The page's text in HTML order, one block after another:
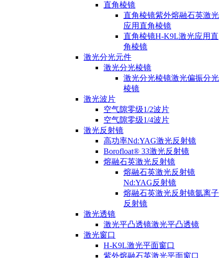
直角棱镜
直角棱镜紫外熔融石英激光
应用直角棱镜
直角棱镜H-K9L激光应用直
角棱镜
激光分光元件
激光分光棱镜
激光分光棱镜激光偏振分光
棱镜
激光波片
空气隙零级1/2波片
空气隙零级1/4波片
激光反射镜
高功率Nd:YAG激光反射镜
Borofloat® 33激光反射镜
熔融石英激光反射镜
熔融石英激光反射镜
Nd:YAG反射镜
熔融石英激光反射镜氩离子
反射镜
激光透镜
激光平凸透镜激光平凸透镜
激光窗口
H-K9L激光平面窗口
紫外熔融石英激光平面窗口